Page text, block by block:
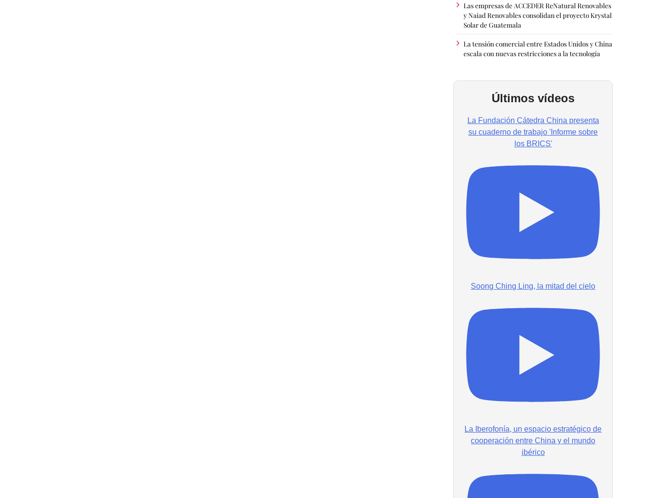
Las empresas de ACCEDER ReNatural Renovables
y Naiad Renovables consolidan el proyecto Krystal
Solar de Guatemala
La tensión comercial entre Estados Unidos y China
escala con nuevas restricciones a la tecnología
Últimos vídeos
La Fundación Cátedra China presenta
su cuaderno de trabajo 'Informe sobre
los BRICS'
Soong Ching Ling, la mitad del cielo
La Iberofonía, un espacio estratégico de
cooperación entre China y el mundo
ibérico